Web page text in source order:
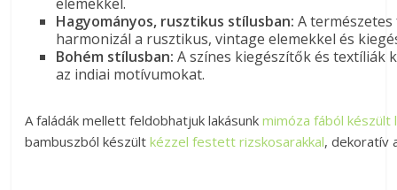
Hagyományos, rusztikus stílusban: A
harmonizál a rusztikus, vintage elemekkel és
Bohém stílusban: A színes kiegészítők és textíliák
az indiai motívumokat.
A faládák mellett feldobhatjuk lakásunkmimóza fából készült
bambuszból készültkézzel festett rizskosarakkal, dekoratív